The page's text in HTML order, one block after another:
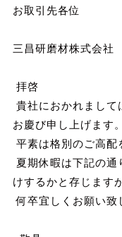
お取引先各位
三昌研磨材株式会社
夏期休暇
拝啓
貴社におかれまして
お慶び申し上げます。
平素は格別のご高配
夏期休暇は下記の
けするかと存じますが
何卒宜しくお願い致